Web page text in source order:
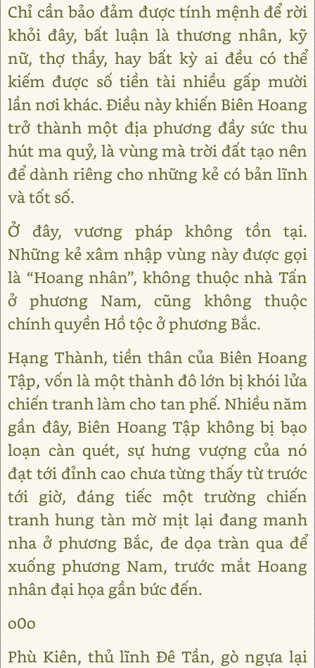
Chỉ cần bảo đảm được tính mệnh để rời
khỏi đây, bất luận là thương nhân, kỹ
nữ, thợ thầy, hay bất kỳ ai đều có thể
kiếm được số tiền tài nhiều gấp mười
lần nơi khác. Điều này khiến Biên Hoang
trở thành một địa phương đầy sức thu
hút ma quỷ, là vùng mà trời đất tạo nên
để dành riêng cho những kẻ có bản lĩnh
và tốt số.
Ở đây, vương pháp không tồn tại.
Những kẻ xâm nhập vùng này được gọi
là “Hoang nhân”, không thuộc nhà Tấn
ở phương Nam, cũng không thuộc
chính quyền Hồ tộc ở phương Bắc.
Hạng Thành, tiền thân của Biên Hoang
Tập, vốn là một thành đô lớn bị khói lửa
chiến tranh làm cho tan phế. Nhiều năm
gần đây, Biên Hoang Tập không bị bạo
loạn càn quét, sự hưng vượng của nó
đạt tới đỉnh cao chưa từng thấy từ trước
tới giờ, đáng tiếc một trường chiến
tranh hung tàn mờ mịt lại đang manh
nha ở phương Bắc, đe dọa tràn qua để
xuống phương Nam, trước mắt Hoang
nhân đại họa gần bức đến.
o0o
Phù Kiên, thủ lĩnh Đê Tần, gò ngựa lại